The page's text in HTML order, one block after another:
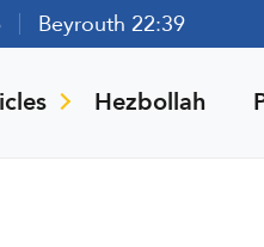
Beyrouth 22:39
Hezbollah